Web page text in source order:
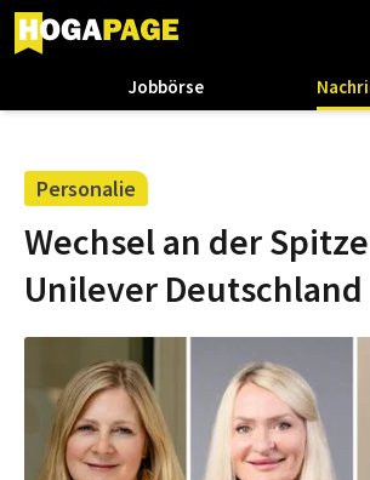
Jobbörse
Personalie
Wechsel an der
Unilever Deutschland